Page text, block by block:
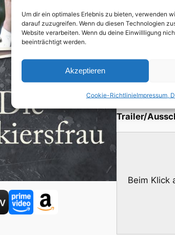
Um dir ein optimales Erlebnis zu bieten, verwenden
darauf zuzugreifen. Wenn du diesen Technologien
Website verarbeiten. Wenn du deine Einwillligung
beeinträchtigt werden.
Akzeptieren
Cookie-RichtlinieImpressum,
kurzerhand
die
Bankiersfrau
Trailer/
Beim Klick